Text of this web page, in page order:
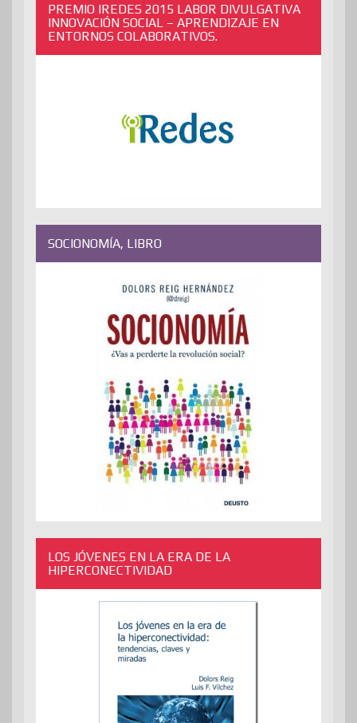
PREMIO IREDES 2015 LABOR DIVULGATIVA
INNOVACIÓN SOCIAL – APRENDIZAJE EN
ENTORNOS COLABORATIVOS.
SOCIONOMÍA, LIBRO
LOS JÓVENES EN LA ERA DE LA
HIPERCONECTIVIDAD